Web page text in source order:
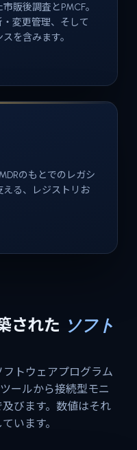
販後調査とPMCF。
変更管理、そして
を含みます。
のもとでのレガシ
る、レジストリお
された ソフト
トウェアプログラム
ールから接続型モニ
びます。数値はそれ
います。